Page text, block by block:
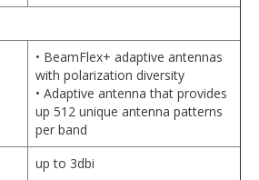
• BeamFlex+ adaptive antennas
with polarization diversity
• Adaptive antenna that provides
up 512 unique antenna patterns
per band
up to 3dbi